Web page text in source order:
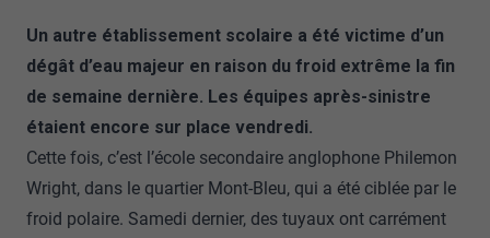
Un autre établissement scolaire a été victime d’un
dégât d’eau majeur en raison du froid extrême la fin
de semaine dernière. Les équipes après-sinistre
étaient encore sur place vendredi.
Cette fois, c’est l’école secondaire anglophone Philemon
Wright, dans le quartier Mont-Bleu, qui a été ciblée par le
froid polaire. Samedi dernier, des tuyaux ont carrément